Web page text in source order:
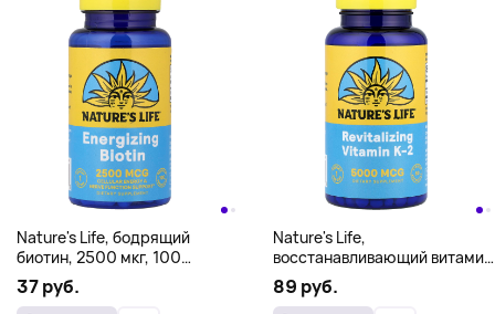
Nature's Life, бодрящий
биотин, 2500 мкг, 100
растительных капсул
37 руб.
Nature's Life,
восстанавливающий витамин
K-2, 5000 мкг, 60 таблеток
89 руб.